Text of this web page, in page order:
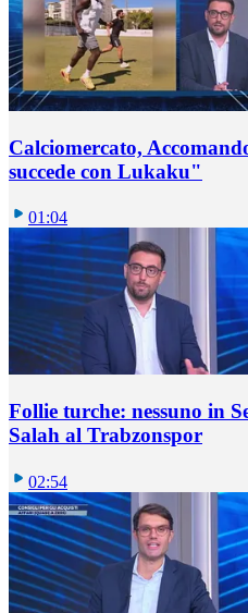
Calciomercato,
succede con Lukaku"
01:04
Follie turche: nessuno in
Salah al Trabzonspor
02:54